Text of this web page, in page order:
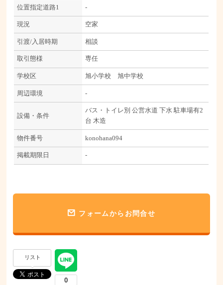
位置指定道路1 -
現況 空家
引渡/入居時期 相談
取引態様 専任
学校区 旭小学校 旭中学校
周辺環境 -
設備・条件
バス・トイレ別 公営水道 下水 駐車場有2
台 木造
物件番号 konohana094
掲載期限日 -
フォームからお問合せ
リスト